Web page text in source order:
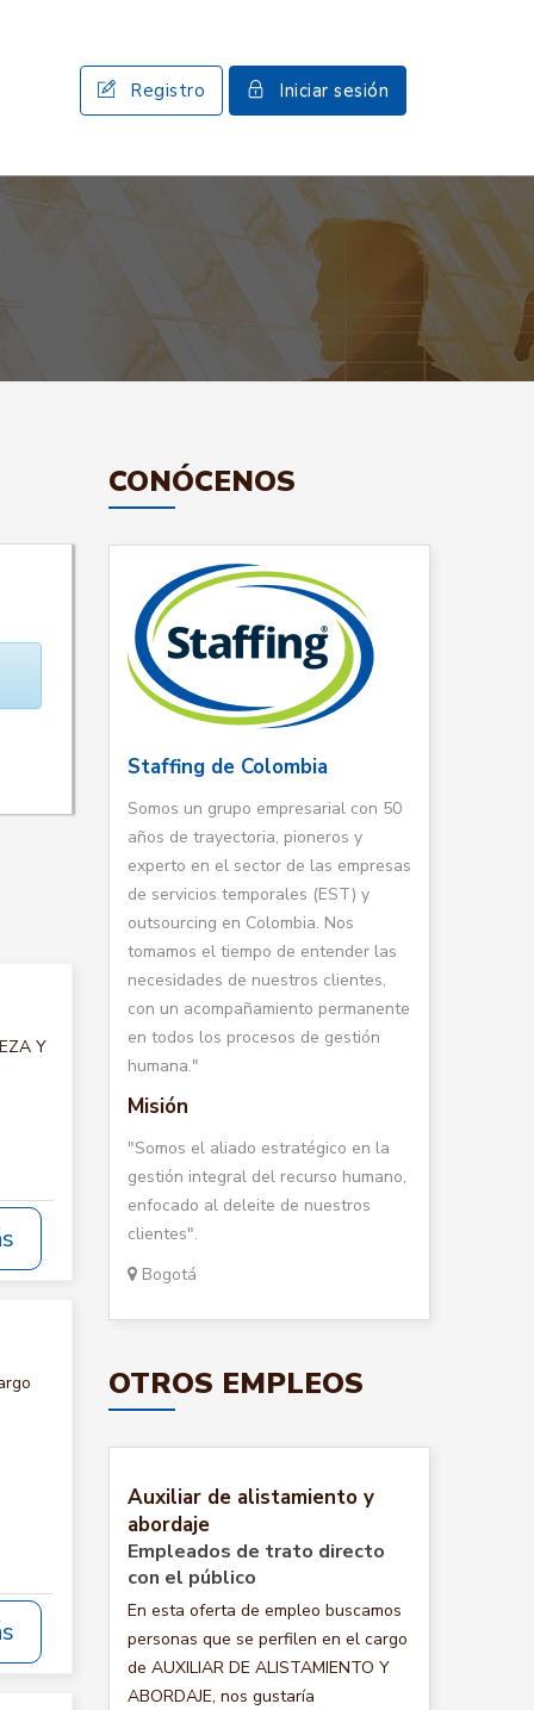
Registro Iniciar sesión
Y
CONÓCENOS
Staffing de Colombia
Somos un grupo empresarial con 50
años de trayectoria, pioneros y
experto en el sector de las empresas
de servicios temporales (EST) y
outsourcing en Colombia. Nos
tomamos el tiempo de entender las
necesidades de nuestros clientes,
con un acompañamiento permanente
en todos los procesos de gestión
humana."
Misión
"Somos el aliado estratégico en la
gestión integral del recurso humano,
enfocado al deleite de nuestros
clientes".
Bogotá
OTROS EMPLEOS
Auxiliar de alistamiento y
abordaje
Empleados de trato directo
con el público
En esta oferta de empleo buscamos
personas que se perfilen en el cargo
de AUXILIAR DE ALISTAMIENTO Y
ABORDAJE, nos gustaría